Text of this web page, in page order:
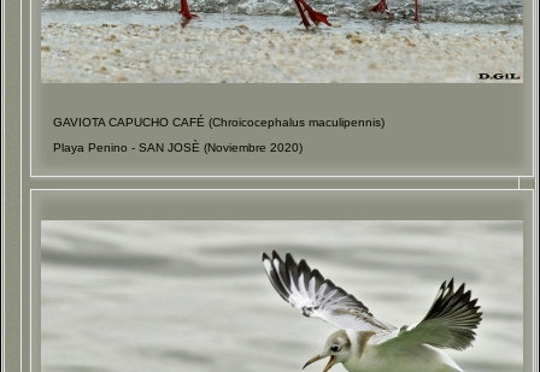
GAVIOTA CAPUCHO CAFÉ (Chroicocephalus maculipennis)
Playa Penino - SAN JOSÈ (Noviembre 2020)